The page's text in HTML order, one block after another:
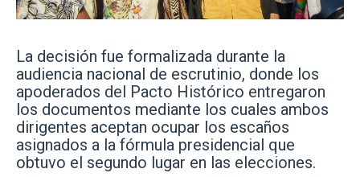
La decisión fue formalizada durante la
audiencia nacional de escrutinio, donde los
apoderados del Pacto Histórico entregaron
los documentos mediante los cuales ambos
dirigentes aceptan ocupar los escaños
asignados a la fórmula presidencial que
obtuvo el segundo lugar en las elecciones.